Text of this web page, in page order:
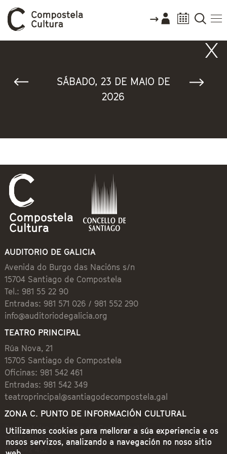
SÁBADO, 23 DE MAIO DE
2026
AUDITORIO DE GALICIA
Avenida do Burgo das Nacións s/n
15704 Santiago de Compostela
Tel.: 981 55 22 90
Entradas: 981 571 026 / 981 552 290
info@auditoriodegalicia.org
TEATRO PRINCIPAL
Rúa Nova, 21
15705 Santiago de Compostela
Oficinas: 981 542 461
Entradas: 981 542 349
teatroprincipal@santiagodecompostela.gal
ZONA C. PUNTO DE INFORMACIÓN CULTURAL
Preguntoiro, 1 (Praza de Cervantes)
15704 Santiago de Compostela
981 542 462
Utilizamos cookies para mellorar a súa experiencia e os
nosos servizos, analizando a navegación no noso sitio